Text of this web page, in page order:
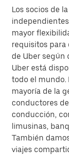
Los socios de
mayor
requisitos para
de Uber según
Uber está
todo el mundo.
mayoría de la
conductores
conducción,
limusinas,
También
viajes